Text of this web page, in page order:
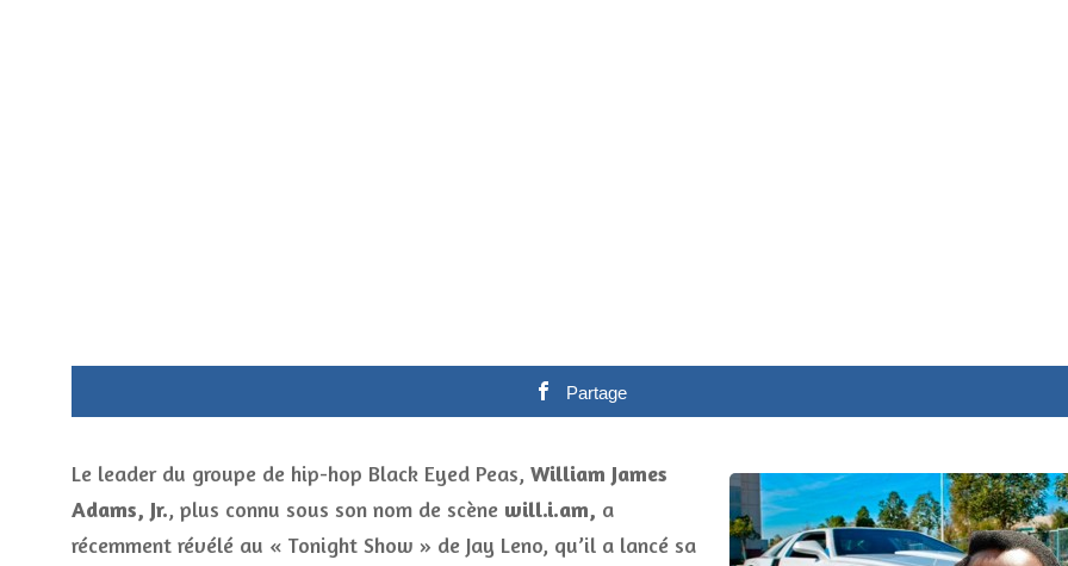
Partage
Le leader du groupe de hip-hop Black Eyed Peas, William James
Adams, Jr., plus connu sous son nom de scène will.i.am, a
récemment révélé au « Tonight Show » de Jay Leno, qu’il a lancé sa